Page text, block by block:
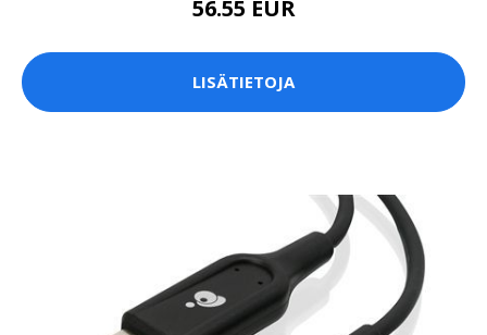
56.55 EUR
LISÄTIETOJA